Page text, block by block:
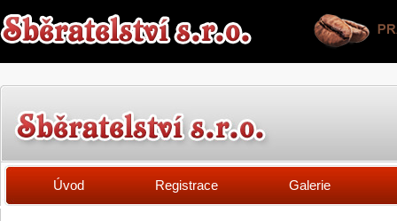
Úvod Registrace Galerie